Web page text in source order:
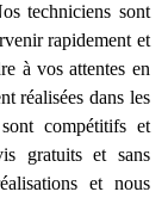
techniciens sont
rapidement et
à vos attentes en
réalisées dans les
compétitifs et
gratuits et sans
et nous